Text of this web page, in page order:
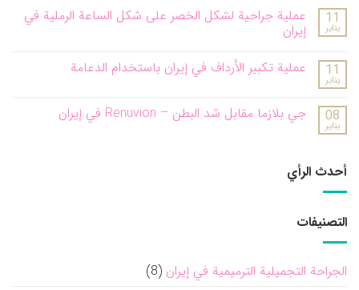
11
يناير
عملية جراحية لشكل الخصر على شكل الساعة الرملية في
إيران
11
يناير
عملية تكبير الأرداف في إيران باستخدام الدعامة
08
يناير
جي بلازما مقابل شد البطن – Renuvion في إيران
أحدث الرأي
التصنيفات
الجراحة التجميلية الترميمية في إيران (8)